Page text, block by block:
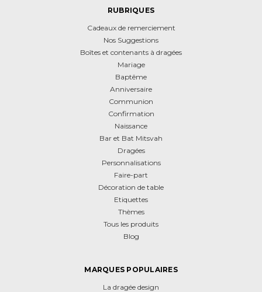
RUBRIQUES
Cadeaux de remerciement
Nos Suggestions
Boîtes et contenants à dragées
Mariage
Baptême
Anniversaire
Communion
Confirmation
Naissance
Bar et Bat Mitsvah
Dragées
Personnalisations
Faire-part
Décoration de table
Etiquettes
Thèmes
Tous les produits
Blog
MARQUES POPULAIRES
La dragée design